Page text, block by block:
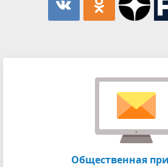
Общественная